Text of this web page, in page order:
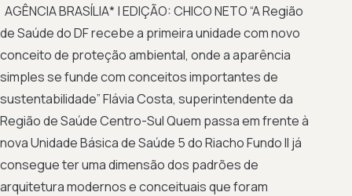
AGÊNCIA BRASÍLIA* | EDIÇÃO: CHICO NETO “A Região
de Saúde do DF recebe a primeira unidade com novo
conceito de proteção ambiental, onde a aparência
simples se funde com conceitos importantes de
sustentabilidade” Flávia Costa, superintendente da
Região de Saúde Centro-Sul Quem passa em frente à
nova Unidade Básica de Saúde 5 do Riacho Fundo II já
consegue ter uma dimensão dos padrões de
arquitetura modernos e conceituais que foram